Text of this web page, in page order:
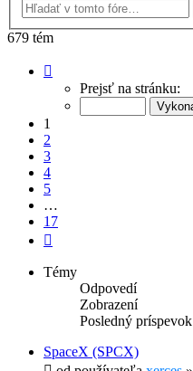
679 tém
Prejsť na stránku:
1
2
3
4
5
…
17
Témy
Odpovedí
Zobrazení
Posledný príspevok
SpaceX (SPCX)